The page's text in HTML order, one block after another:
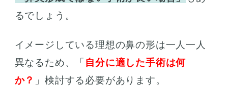
るでしょう。
イメージしている理想の鼻の形は一人一人
異なるため、「 自分に適した手術は何
か？ 」検討する必要があります。